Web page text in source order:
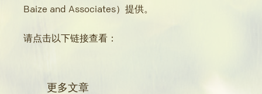
Baize and Associates）提供。
请点击以下链接查看：
更多文章